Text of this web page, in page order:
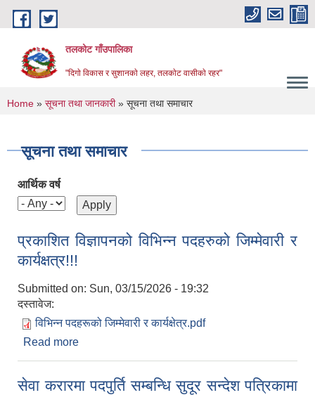
Skip to main content
तलकोट गाँउपालिका
"दिगाे विकास र सुशानकाे लहर, तलकाेट वासीकाे रहर"
You are here
Home » सूचना तथा जानकारी» सूचना तथा समाचार
सूचना तथा समाचार
आर्थिक वर्ष
प्रकाशित विज्ञापनको विभिन्न पदहरुको जिम्मेवारी र
कार्यक्षत्र!!!
Submitted on: Sun, 03/15/2026 - 19:32
दस्तावेज:
विभिन्न पदहरूको जिम्मेवारी र कार्यक्षेत्र.pdf
Read more
सेवा करारमा पदपुर्ति सम्बन्धि सुदूर सन्देश पत्रिकामा